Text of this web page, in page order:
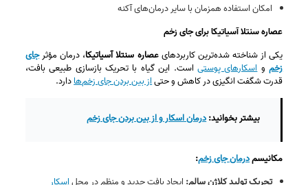
امکان استفاده همزمان با سایر درمان‌های آکنه
عصاره سنتلا آسیاتیکا برای جای زخم
یکی از شناخته‌ شده‌ترین کاربردهایعصاره سنتلا آسیاتیکا، درمان مؤثرجای
زخمواسکارهای پوستی است. این گیاه با تحریک بازسازی طبیعی بافت،
قدرت شگفت‌ انگیزی در کاهش و حتیاز بین بردن جای زخم‌هادارد.
بیشتر بخوانید:درمان اسکار و از بین بردن جای زخم
مکانیسمدرمان جای زخم:
تحریک تولید کلاژن سالم: ایجاد بافت جدید و منظم در محلاسکار